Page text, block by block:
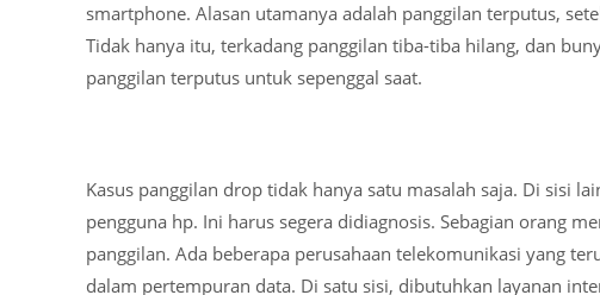
smartphone. Alasan utamanya adalah panggilan terputus,
Tidak hanya itu, terkadang panggilan tiba-tiba hilang, dan
panggilan terputus untuk sepenggal saat.
Kasus panggilan drop tidak hanya satu masalah saja. Di sisi
pengguna hp. Ini harus segera didiagnosis. Sebagian orang
panggilan. Ada beberapa perusahaan telekomunikasi yang
dalam pertempuran data. Di satu sisi, dibutuhkan layanan